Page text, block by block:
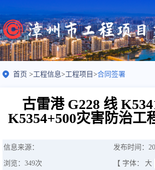
首页 >工程信息>工程项目 >合同签署
古雷港 G228 线
K5354+500灾害防治工
信息来源： 发布时间：
浏览： 349次 【 字体： 大